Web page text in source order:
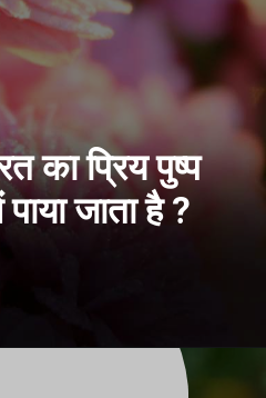
का प्रिय पुष्प
जाता है ?